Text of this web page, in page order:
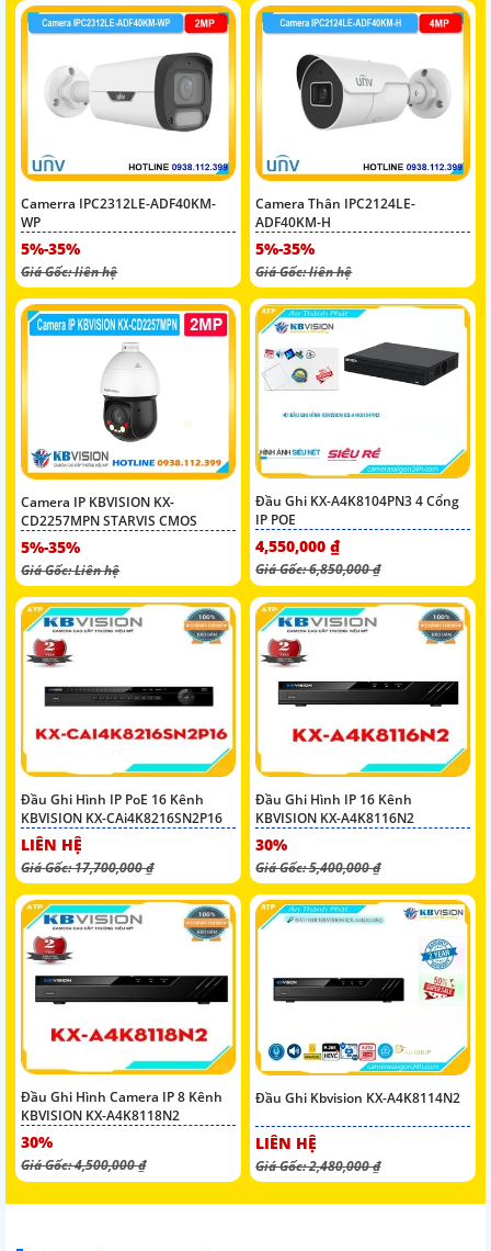
Camerra IPC2312LE-ADF40KM-
WP
5%-35%
Giá Gốc: liên hệ
Camera Thân IPC2124LE-
ADF40KM-H
5%-35%
Giá Gốc: liên hệ
Camera IP KBVISION KX-
CD2257MPN STARVIS CMOS
5%-35%
Giá Gốc: Liên hệ
Đầu Ghi KX-A4K8104PN3 4 Cổng
IP POE
4,550,000 ₫
Giá Gốc: 6,850,000 ₫
Đầu Ghi Hình IP PoE 16 Kênh
KBVISION KX-CAi4K8216SN2P16
LIÊN HỆ
Giá Gốc: 17,700,000 ₫
Đầu Ghi Hình IP 16 Kênh
KBVISION KX-A4K8116N2
30%
Giá Gốc: 5,400,000 ₫
Đầu Ghi Hình Camera IP 8 Kênh
KBVISION KX-A4K8118N2
30%
Giá Gốc: 4,500,000 ₫
Đầu Ghi Kbvision KX-A4K8114N2
LIÊN HỆ
Giá Gốc: 2,480,000 ₫